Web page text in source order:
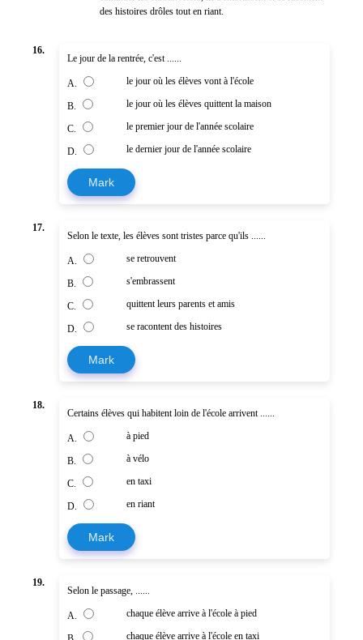
des histoires drôles tout en riant.
16.
Le jour de la rentrée, c'est ......
A. le jour où les élèves vont à l'école
B. le jour où les élèves quittent la maison
C. le premier jour de l'année scolaire
D. le dernier jour de l'année scolaire
Mark
17.
Selon le texte, les élèves sont tristes parce qu'ils ......
A. se retrouvent
B. s'embrassent
C. quittent leurs parents et amis
D. se racontent des histoires
Mark
18.
Certains élèves qui habitent loin de l'école arrivent ......
A. à pied
B. à vélo
C. en taxi
D. en riant
Mark
19.
Selon le passage, ......
A. chaque élève arrive à l'école à pied
chaque élève arrive à l'école en taxi